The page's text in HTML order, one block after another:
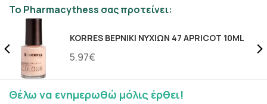
Το Pharmacythess σας προτείνει:
KORRES ΒΕΡΝΙΚΙ ΝΥΧΙΩΝ 47 APRICOT 10ML
5.97€
Θέλω να ενημερωθώ μόλις έρθει!